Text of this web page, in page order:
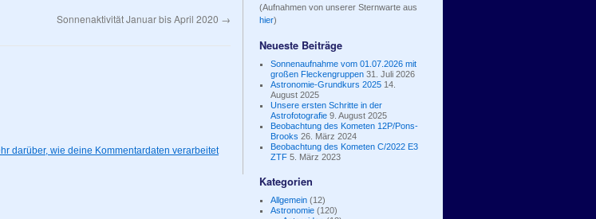
Sonnenaktivität Januar bis April 2020 →
darüber, wie deine Kommentardaten verarbeitet
(Aufnahmen von unserer Sternwarte aus
hier)
Neueste Beiträge
Sonnenaufnahme vom 01.07.2026 mit
großen Fleckengruppen 31. Juli 2026
Astronomie-Grundkurs 2025 14.
August 2025
Unsere ersten Schritte in der
Astrofotografie 9. August 2025
Beobachtung des Kometen 12P/Pons-
Brooks 26. März 2024
Beobachtung des Kometen C/2022 E3
ZTF 5. März 2023
Kategorien
Allgemein (12)
Astronomie (120)